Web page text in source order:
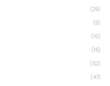
(29)
(9)
(16)
(15)
(52)
(47)